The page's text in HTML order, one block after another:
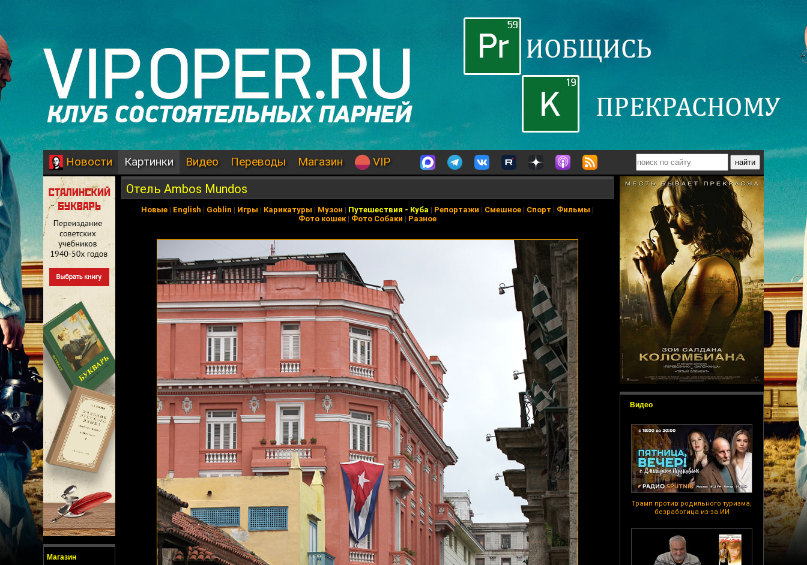
Новости Картинки Видео Переводы Магазин VIP
Магазин
Видео
Трамп против родильного туризма,
безработица из-за ИИ
Отель Ambos Mundos
Новые | English | Goblin | Игры | Карикатуры | Музон | Путешествия - Куба | Репортажи | Смешное | Спорт | Фильмы |
Фото кошек| Фото Собаки | Разное